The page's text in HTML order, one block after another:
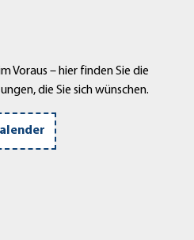
Voraus – hier finden Sie die
die Sie sich wünschen.